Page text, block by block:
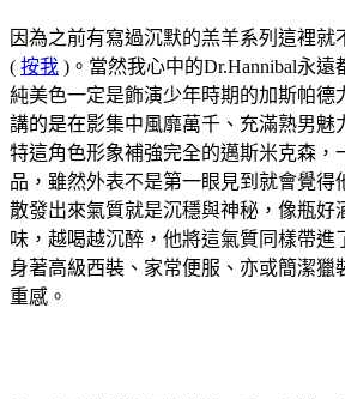
因為之前有寫過沉默的羔羊系列這裡就
( 按我 )。當然我心中的Dr.Hannibal永遠
純美色一定是飾演少年時期的加斯帕德
講的是在影集中風靡萬千、充滿熟男魅
特這角色形象補強完全的邁斯米克森，
品，雖然外表不是第一眼見到就會覺得
散發出來氣質就是沉穩與神秘，像瓶好
味，越喝越沉醉，他將這氣質同樣帶進
身著高級西裝、家常便服、亦或簡潔獵
重感。